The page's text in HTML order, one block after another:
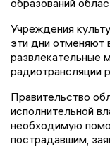
Учреждения
эти дни отменяют
развлекательные
радиотрансляции
Правительство
исполнительной
необходимую
пострадавшим,